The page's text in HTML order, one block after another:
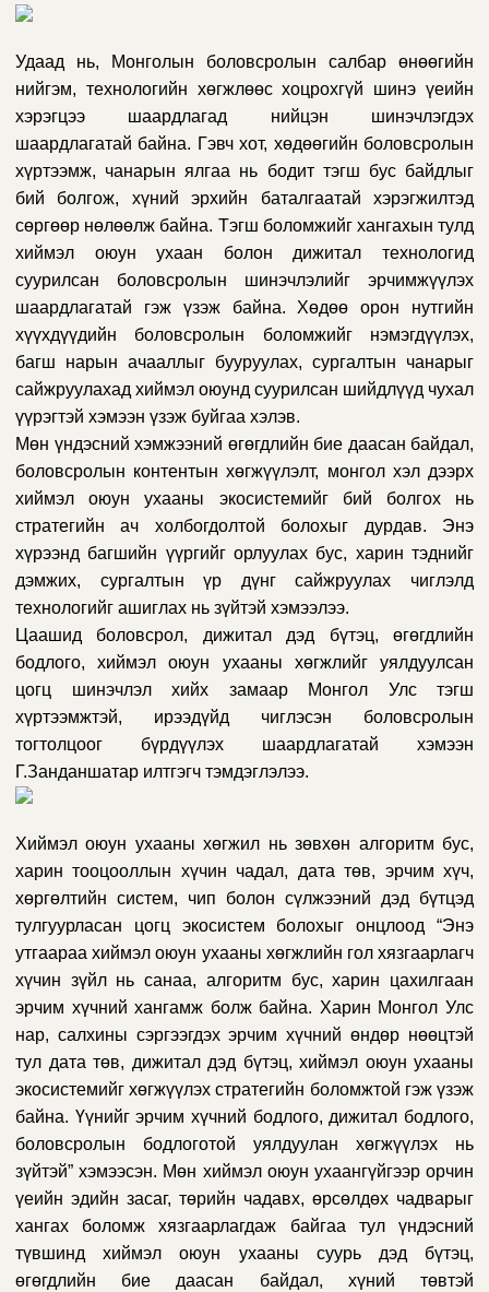
Удаад нь, Монголын боловсролын салбар өнөөгийн
нийгэм, технологийн хөгжлөөс хоцрохгүй шинэ үеийн
хэрэгцээ шаардлагад нийцэн шинэчлэгдэх
шаардлагатай байна. Гэвч хот, хөдөөгийн боловсролын
хүртээмж, чанарын ялгаа нь бодит тэгш бус байдлыг
бий болгож, хүний эрхийн баталгаатай хэрэгжилтэд
сөргөөр нөлөөлж байна. Тэгш боломжийг хангахын тулд
хиймэл оюун ухаан болон дижитал технологид
суурилсан боловсролын шинэчлэлийг эрчимжүүлэх
шаардлагатай гэж үзэж байна. Хөдөө орон нутгийн
хүүхдүүдийн боловсролын боломжийг нэмэгдүүлэх,
багш нарын ачааллыг бууруулах, сургалтын чанарыг
сайжруулахад хиймэл оюунд суурилсан шийдлүүд чухал
үүрэгтэй хэмээн үзэж буйгаа хэлэв.
Мөн үндэсний хэмжээний өгөгдлийн бие даасан байдал,
боловсролын контентын хөгжүүлэлт, монгол хэл дээрх
хиймэл оюун ухааны экосистемийг бий болгох нь
стратегийн ач холбогдолтой болохыг дурдав. Энэ
хүрээнд багшийн үүргийг орлуулах бус, харин тэднийг
дэмжих, сургалтын үр дүнг сайжруулах чиглэлд
технологийг ашиглах нь зүйтэй хэмээлээ.
Цаашид боловсрол, дижитал дэд бүтэц, өгөгдлийн
бодлого, хиймэл оюун ухааны хөгжлийг уялдуулсан
цогц шинэчлэл хийх замаар Монгол Улс тэгш
хүртээмжтэй, ирээдүйд чиглэсэн боловсролын
тогтолцоог бүрдүүлэх шаардлагатай хэмээн
Г.Занданшатар илтгэгч тэмдэглэлээ.
Хиймэл оюун ухааны хөгжил нь зөвхөн алгоритм бус,
харин тооцооллын хүчин чадал, дата төв, эрчим хүч,
хөргөлтийн систем, чип болон сүлжээний дэд бүтцэд
тулгуурласан цогц экосистем болохыг онцлоод “Энэ
утгаараа хиймэл оюун ухааны хөгжлийн гол хязгаарлагч
хүчин зүйл нь санаа, алгоритм бус, харин цахилгаан
эрчим хүчний хангамж болж байна. Харин Монгол Улс
нар, салхины сэргээгдэх эрчим хүчний өндөр нөөцтэй
тул дата төв, дижитал дэд бүтэц, хиймэл оюун ухааны
экосистемийг хөгжүүлэх стратегийн боломжтой гэж үзэж
байна. Үүнийг эрчим хүчний бодлого, дижитал бодлого,
боловсролын бодлоготой уялдуулан хөгжүүлэх нь
зүйтэй” хэмээсэн. Мөн хиймэл оюун ухаангүйгээр орчин
үеийн эдийн засаг, төрийн чадавх, өрсөлдөх чадварыг
хангах боломж хязгаарлагдаж байгаа тул үндэсний
түвшинд хиймэл оюун ухааны суурь дэд бүтэц,
өгөгдлийн бие даасан байдал, хүний төвтэй